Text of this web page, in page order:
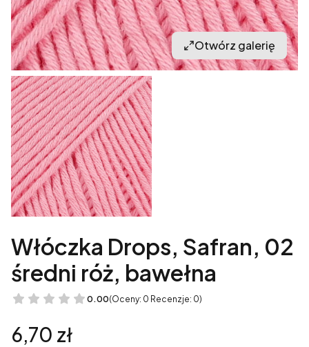
Otwórz galerię
Włóczka Drops, Safran, 02
średni róż, bawełna
0.00(Oceny: 0 Recenzje: 0)
Cena
6,70 zł